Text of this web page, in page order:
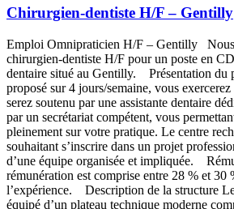
Chirurgien-dentiste H/F – Gentilly
Emploi Omnipraticien H/F – Gentilly Nous
chirurgien-dentiste H/F pour un poste en
dentaire situé au Gentilly. Présentation du
proposé sur 4 jours/semaine, vous
serez soutenu par une assistante dentaire
par un secrétariat compétent, vous
pleinement sur votre pratique. Le centre
souhaitant s’inscrire dans un projet
d’une équipe organisée et impliquée.
rémunération est comprise entre 28 % et 30
l’expérience. Description de la structure
équipé d’un plateau technique moderne